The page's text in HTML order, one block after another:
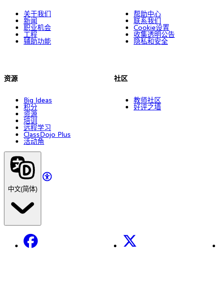
关于我们
新闻
职业机会
工程
辅助功能
资源
Big Ideas
积分
资源
培训
远程学习
ClassDojo Plus
活动角
帮助中心
联系我们
Cookie设置
收集透明公告
隐私和安全
社区
教师社区
好评之墙
中文(简体)
Facebook X